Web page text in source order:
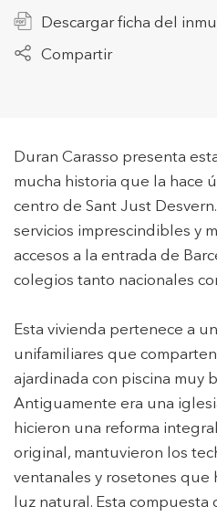
Descargar ficha del
Compartir
Duran Carasso presenta
mucha historia que la hace
centro de Sant Just
servicios imprescindibles y
accesos a la entrada de
colegios tanto nacionales
Esta vivienda pertenece a
unifamiliares que
ajardinada con piscina muy
Antiguamente era una
hicieron una reforma
original, mantuvieron los
ventanales y rosetones que
luz natural. Esta compuesta